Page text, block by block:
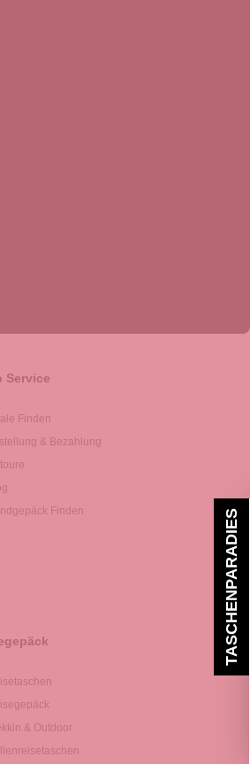
Service
Finden
& Bezahlung
Finden
& Outdoor
TASCHENPARADIES